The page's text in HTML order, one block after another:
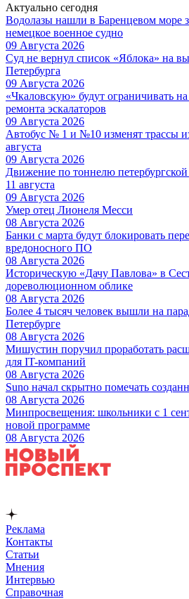
Актуально сегодня
Водолазы нашли в Баренцевом море
немецкое военное судно
09 Августа 2026
Суд не вернул список «Яблока» на
Петербурга
09 Августа 2026
«Чкаловскую» будут ограничивать на
ремонта эскалаторов
09 Августа 2026
Автобус № 1 и №10 изменят трассы
августа
09 Августа 2026
Движение по тоннелю
11 августа
09 Августа 2026
Умер отец Лионеля Месси
08 Августа 2026
Банки с марта будут блокировать
вредоносного ПО
08 Августа 2026
Историческую «Дачу Павлова» в
дореволюционном облике
08 Августа 2026
Более 4 тысяч человек вышли на
Петербурге
08 Августа 2026
Мишустин поручил проработать
для IT-компаний
08 Августа 2026
Suno начал скрытно помечать
08 Августа 2026
Минпросвещения: школьники с 1
новой программе
08 Августа 2026
Реклама
Контакты
Статьи
Мнения
Интервью
Справочная